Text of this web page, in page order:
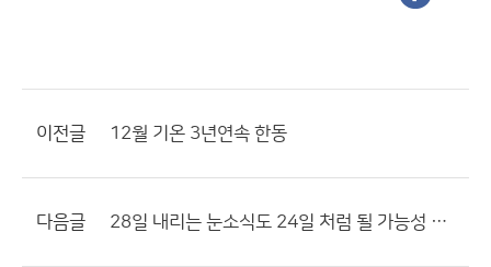
이전글 12월 기온 3년연속 한동
다음글 28일 내리는 눈소식도 24일 처럼 될 가능성 있음